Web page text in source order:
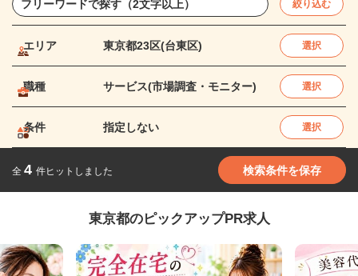
絞り込む
エリア 東京都23区(台東区) 選択
職種 サービス(市場調査・モニター) 選択
条件 指定しない 選択
全 4 件ヒットしました 検索条件を保存
東京都のピックアップPR求人